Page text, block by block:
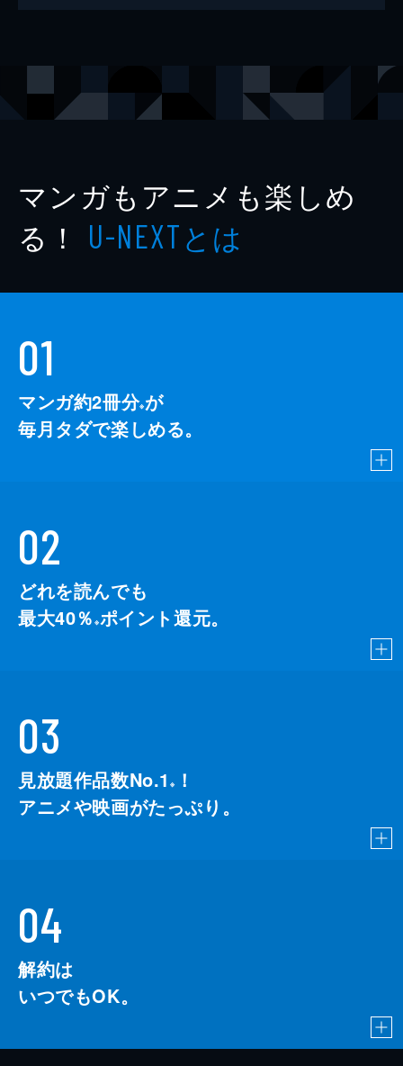
マンガもアニメも楽しめ
る！ U-NEXTとは
01
マンガ約2冊分※が
毎月タダで楽しめる。
02
どれを読んでも
最大40％ ※ポイント還元。
03
見放題作品数No.1 ※
！
アニメや映画がたっぷり。
04
解約は
いつでもOK。